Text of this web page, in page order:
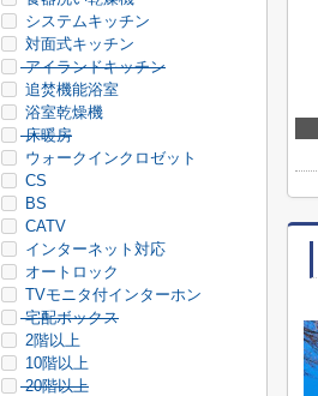
システムキッチン
対面式キッチン
アイランドキッチン
追焚機能浴室
浴室乾燥機
床暖房
ウォークインクロゼット
CS
BS
CATV
インターネット対応
オートロック
TVモニタ付インターホン
宅配ボックス
2階以上
10階以上
20階以上